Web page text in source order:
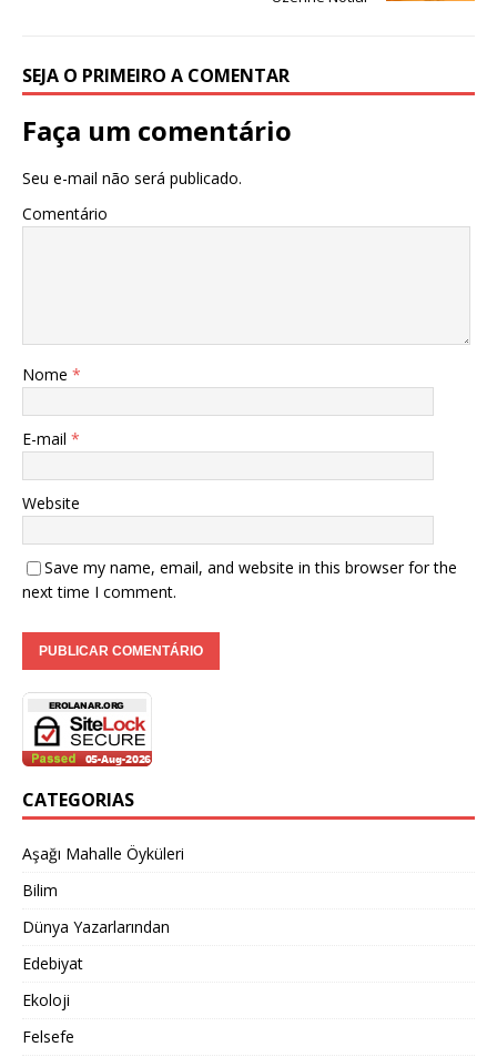
SEJA O PRIMEIRO A COMENTAR
Faça um comentário
Seu e-mail não será publicado.
Comentário
Nome *
E-mail *
Website
Save my name, email, and website in this browser for the
next time I comment.
CATEGORIAS
Aşağı Mahalle Öyküleri
Bilim
Dünya Yazarlarından
Edebiyat
Ekoloji
Felsefe